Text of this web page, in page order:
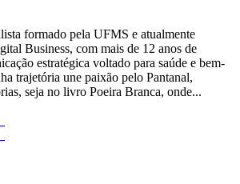
formado pela UFMS e atualmente
Business, com mais de 12 anos de
estratégica voltado para saúde e bem-
trajetória une paixão pelo Pantanal,
seja no livro Poeira Branca, onde...